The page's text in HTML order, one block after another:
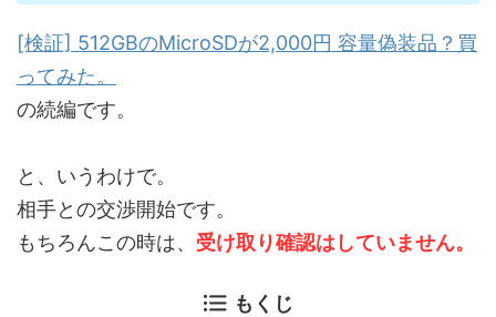
[検証] 512GBのMicroSDが2,000円 容量偽装品？買
ってみた。
の続編です。
と、いうわけで。
相手との交渉開始です。
もちろんこの時は、 受け取り確認はしていません。
もくじ